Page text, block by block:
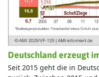
Deutschland erzeugt
Seit 2015 geht die in
zurück. Zwischen 2015
Bruttoeigenerzeugung um
Grund sind rückläufige
und Rindfleisch (– 19 bzw.
Geflügelfleisch sank